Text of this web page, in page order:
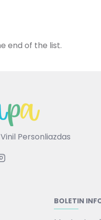
end of the list.
Personliazdas
BOLETIN